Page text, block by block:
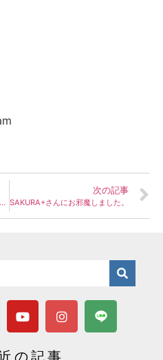
自立支援協議会＆商工会議所70th記念式典、祝賀会。
次の記事
SAKURA+さんにお邪魔しました。